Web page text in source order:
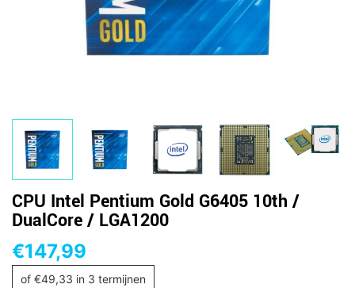
CPU Intel Pentium Gold G6405 10th /
DualCore / LGA1200
€147,99
of €49,33 in 3 termijnen